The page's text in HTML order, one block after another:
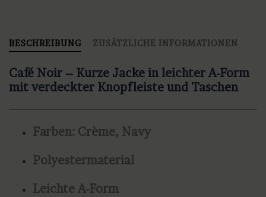
BESCHREIBUNG ZUSÄTZLICHE INFORMATIONEN
Café Noir – Kurze Jacke in leichter A-Form
mit verdeckter Knopfleiste und Taschen
Farben: Crème, Navy
Polyestermaterial
Leichte A-Form